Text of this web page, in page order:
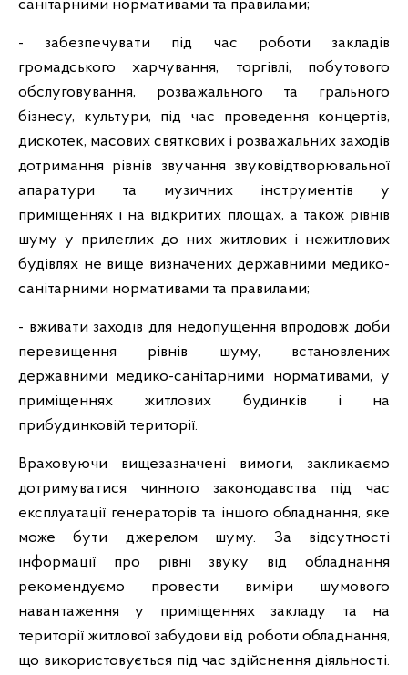
санітарними нормативами та правилами;
- забезпечувати під час роботи закладів
громадського харчування, торгівлі, побутового
обслуговування, розважального та грального
бізнесу, культури, під час проведення концертів,
дискотек, масових святкових і розважальних заходів
дотримання рівнів звучання звуковідтворювальної
апаратури та музичних інструментів у
приміщеннях і на відкритих площах, а також рівнів
шуму у прилеглих до них житлових і нежитлових
будівлях не вище визначених державними медико-
санітарними нормативами та правилами;
- вживати заходів для недопущення впродовж доби
перевищення рівнів шуму, встановлених
державними медико-санітарними нормативами, у
приміщеннях житлових будинків і на
прибудинковій території.
Враховуючи вищезазначені вимоги, закликаємо
дотримуватися чинного законодавства під час
експлуатації генераторів та іншого обладнання, яке
може бути джерелом шуму. За відсутності
інформації про рівні звуку від обладнання
рекомендуємо провести виміри шумового
навантаження у приміщеннях закладу та на
території житлової забудови від роботи обладнання,
що використовується під час здійснення діяльності.